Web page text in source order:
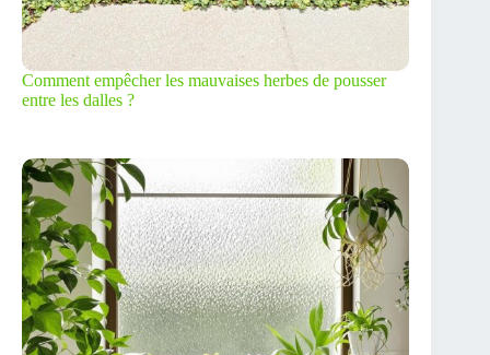
Comment empêcher les mauvaises herbes de pousser
entre les dalles ?